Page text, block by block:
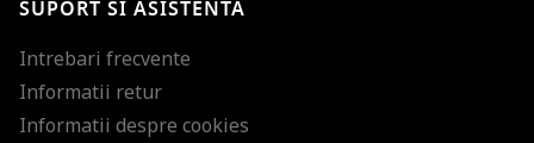
SUPORT SI ASISTENTA
Intrebari frecvente
Informatii retur
Informatii despre cookies